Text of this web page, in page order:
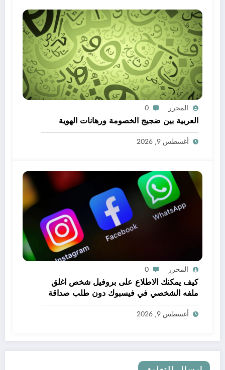
المحرر 0
العربية بين ضجيج الخصومة ورهانات الهوية
أغسطس 9, 2026
المحرر 0
كيف يمكنك الاطلاع على بروفيل شخص اغلق
ملفه الشخصي في فيسبوك دون طلب صداقة
.. الاطلاع على محتوى صفحة شخص اغلق ملفه
الشخصي في فيسبوك دون طلب صداقة
أغسطس 9, 2026